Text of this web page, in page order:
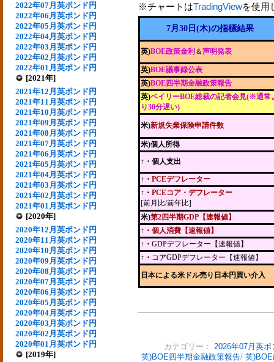
2022年07月英ポンド円
2022年06月英ポンド円
2022年05月英ポンド円
2022年04月英ポンド円
2022年03月英ポンド円
2022年02月英ポンド円
2022年01月英ポンド円
[2021年]
2021年12月英ポンド円
2021年11月英ポンド円
2021年10月英ポンド円
2021年09月英ポンド円
2021年08月英ポンド円
2021年07月英ポンド円
2021年06月英ポンド円
2021年05月英ポンド円
2021年04月英ポンド円
2021年03月英ポンド円
2021年02月英ポンド円
2021年01月英ポンド円
[2020年]
2020年12月英ポンド円
2020年11月英ポンド円
2020年10月英ポンド円
2020年09月英ポンド円
2020年08月英ポンド円
2020年07月英ポンド円
2020年06月英ポンド円
2020年05月英ポンド円
2020年04月英ポンド円
2020年03月英ポンド円
2020年02月英ポンド円
2020年01月英ポンド円
[2019年]
※チャートはTradingViewを使用
7月30日(木)の指標結果
英)BOE政策金利 ＆声明発表
英)BOE議事録公表
英)BOE四半期金融政策報告
英)ベイリーBOE総裁の記者会見(※通常
り30分遅い)
米)新規失業保険申請件数
米)個人所得
↑・個人支出
↑・ PCEデフレーター
↑・ PCEコア・デフレーター
[前月比/前年比]
米)第2四半期GDP【速報値】
↑・ 個人消費【速報値】
↑・ GDPデフレーター【速報値】
↑・ コアGDPデフレーター【速報値】
日本による米ドル売り日本円買い介入
カテゴリー： 2026年07月英ポ
英)BOE四半期金融政策報告/ 英